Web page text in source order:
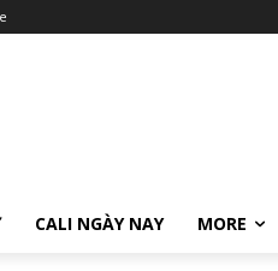
CALI NGÀY NAY MORE